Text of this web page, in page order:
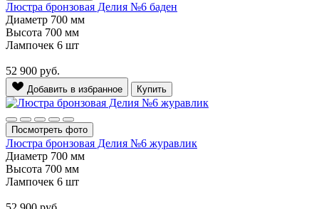
Люстра бронзовая Делия №6 баден
Диаметр 700 мм
Высота 700 мм
Лампочек 6 шт
52 900 руб.
Добавить в избранное Купить
Посмотреть фото
Люстра бронзовая Делия №6 журавлик
Диаметр 700 мм
Высота 700 мм
Лампочек 6 шт